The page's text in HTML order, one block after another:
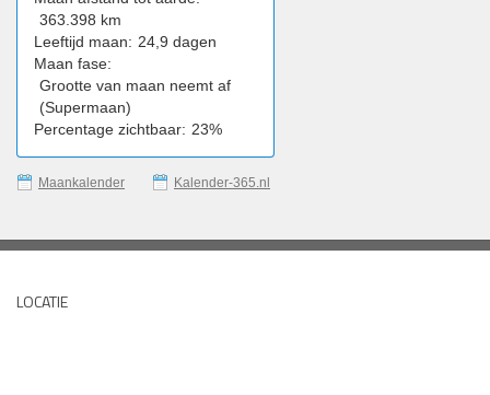
363.398 km
Leeftijd maan: 24,9 dagen
Maan fase:
Grootte van maan neemt af
(Supermaan)
Percentage zichtbaar: 23%
Maankalender Kalender-365.nl
LOCATIE